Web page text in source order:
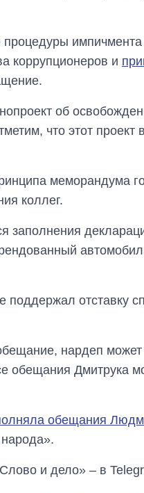
импичмента
коррупционеров и
об
что этот
меморандума
коллег.
заполнения
поддержал отставку
нардеп
обещания Дмитрука
обещания
и дело» – в